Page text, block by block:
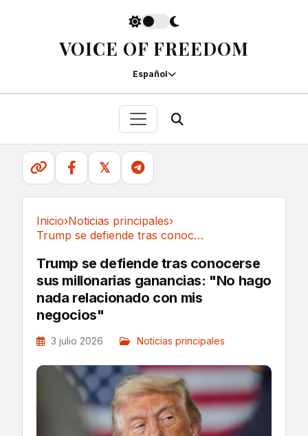
VOICE OF FREEDOM
Español
𝕏
Inicio›Noticias principales›
Trump se defiende tras conocerse sus...
Trump se defiende tras conocerse
sus millonarias ganancias: "No hago
nada relacionado con mis
negocios"
3 julio 2026 Noticias principales